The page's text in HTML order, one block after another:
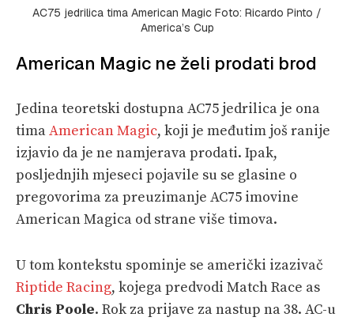
AC75 jedrilica tima American Magic Foto: Ricardo Pinto /
America’s Cup
American Magic ne želi prodati brod
Jedina teoretski dostupna AC75 jedrilica je ona
timaAmerican Magic, koji je međutim još ranije
izjavio da je ne namjerava prodati. Ipak,
posljednjih mjeseci pojavile su se glasine o
pregovorima za preuzimanje AC75 imovine
American Magica od strane više timova.
U tom kontekstu spominje se američki izazivač
Riptide Racing, kojega predvodi Match Race as
Chris Poole. Rok za prijave za nastup na 38. AC-u